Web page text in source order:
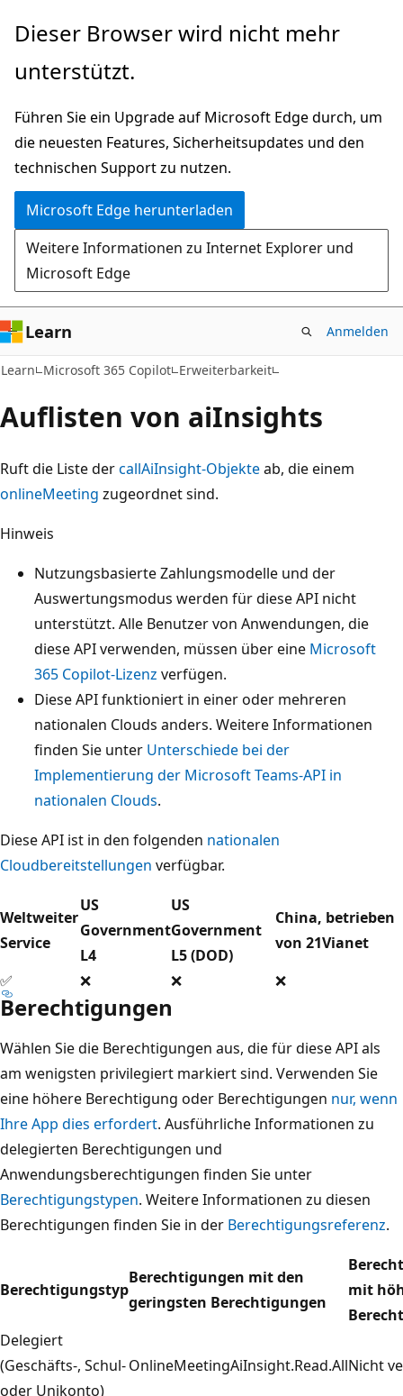
Zu
wechseln
Dieser Browser wird nicht mehr
unterstützt.
Führen Sie ein Upgrade auf Microsoft Edge durch, um
die neuesten Features, Sicherheitsupdates und den
technischen Support zu nutzen.
Microsoft Edge herunterladen
Weitere Informationen zu Internet Explorer und
Microsoft Edge
Learn Anmelden
Learn Microsoft 365 Copilot Erweiterbarkeit
Auflisten von aiInsights
Ruft die Liste dercallAiInsight-Objekteab, die einem
onlineMeeting zugeordnet sind.
Hinweis
Nutzungsbasierte Zahlungsmodelle und der
Auswertungsmodus werden für diese API nicht
unterstützt. Alle Benutzer von Anwendungen, die
diese API verwenden, müssen über eine Microsoft
365 Copilot-Lizenz verfügen.
Diese API funktioniert in einer oder mehreren
nationalen Clouds anders. Weitere Informationen
finden Sie unter Unterschiede bei der
Implementierung der Microsoft Teams-API in
nationalen Clouds.
Diese API ist in den folgenden nationalen
Cloudbereitstellungen verfügbar.
Weltweiter
Service
US
Government
L4
US
Government
L5 (DOD)
China, betrieben
von 21Vianet
✅
❌ ❌ ❌
Berechtigungen
Wählen Sie die Berechtigungen aus, die für diese API als
am wenigsten privilegiert markiert sind. Verwenden Sie
eine höhere Berechtigung oder Berechtigungen nur, wenn
Ihre App dies erfordert. Ausführliche Informationen zu
delegierten Berechtigungen und
Anwendungsberechtigungen finden Sie unter
Berechtigungstypen. Weitere Informationen zu diesen
Berechtigungen finden Sie in der Berechtigungsreferenz.
Berechtigungstyp
Berechtigungen mit den
geringsten Berechtigungen
mit
Delegiert
(Geschäfts-, Schul-
oder Unikonto)
OnlineMeetingAiInsight.Read.AllNicht